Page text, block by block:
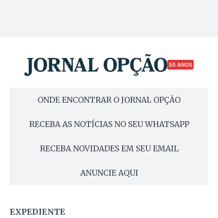
50 ANOS
ONDE ENCONTRAR O JORNAL OPÇÃO
RECEBA AS NOTÍCIAS NO SEU WHATSAPP
RECEBA NOVIDADES EM SEU EMAIL
ANUNCIE AQUI
EXPEDIENTE